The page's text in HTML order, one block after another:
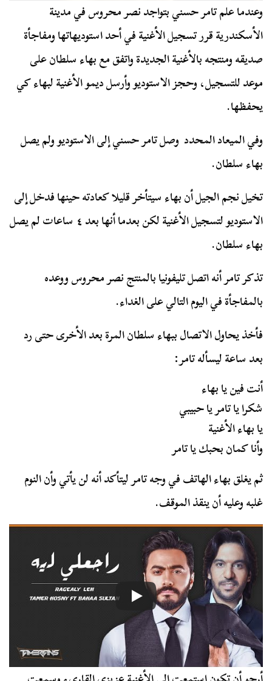
وعندما علم تامر حسني بتواجد نصر محروس في مدينة
الأسكندرية قرر تسجيل الأغنية في أحد استوديهاتها ومفاجأة
صديقه ومنتجه بالأغنية الجديدة واتفق مع بهاء سلطان على
موعد للتسجيل، وحجز الاستوديو وأرسل ديمو الأغنية لبهاء كي
يحفظها.
وفي الميعاد المحدد وصل تامر حسني إلى الاستوديو ولم يصل
بهاء سلطان.
تخيل نجم الجيل أن بهاء سيتأخر قليلا كعادته حينها فدخل إلى
الاستوديو لتسجيل الأغنية لكن بعدما أنها بعد ٤ ساعات لم يصل
بهاء سلطان.
تذكر تامر أنه اتصل تليفونيا بالمنتج نصر محروس ووعده
بالمفاجأة في اليوم التالي على الغداء.
فأخذ يحاول الاتصال ببهاء سلطان المرة بعد الأخرى حتى رد
بعد ساعة ليسأله تامر:
أنت فين يا بهاء
شكرا يا تامر يا حبيبي
يا بهاء الأغنية
وأنا كمان بحبك يا تامر
ثم يغلق بهاء الهاتف في وجه تامر ليتأكد أنه لن يأتي وأن النوم
غلبه وعليه أن ينقذ الموقف.